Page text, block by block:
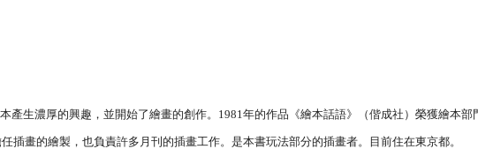
產生濃厚的興趣，並開始了繪畫的創作。 1981年的作品《繪本話語》（偕成社）榮獲繪本部
插畫的繪製，也負責許多月刊的插畫工作。是本書玩法部分的插畫者。目前住在東京都。